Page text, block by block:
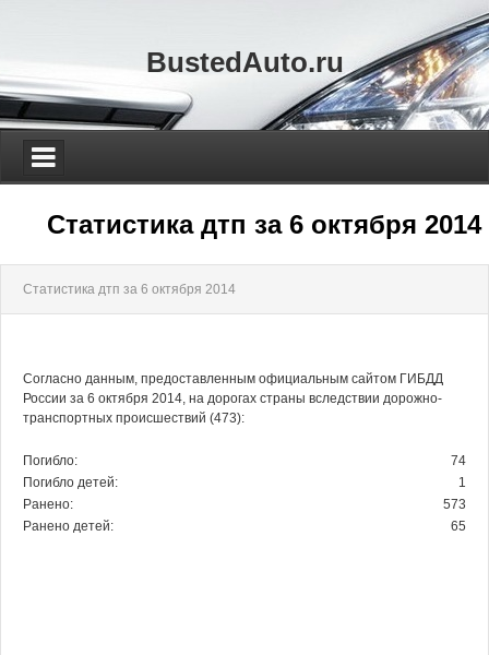
BustedAuto.ru
Статистика дтп за 6 октября 2014
Статистика дтп за 6 октября 2014
Согласно данным, предоставленным официальным сайтом ГИБДД
России за 6 октября 2014, на дорогах страны вследствии дорожно-
транспортных происшествий (473):
Погибло:
74
Погибло детей:
1
Ранено:
573
Ранено детей:
65